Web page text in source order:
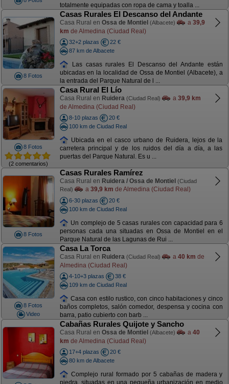
totalmente equipadas con ropa de cama y toalla ...
8 Fotos
Casas Rurales El Descanso del Andante
Casa Rural en Ossa de Montiel (Albacete) a 39,9
km de Almedina (Ciudad Real)
32+2 plazas
22 €
87 km de Albacete
Las casas rurales El Descanso del Andante están
ubicadas en la localidad de Ossa de Montiel (Albacete), a
la entrada del Parque Natural de l ...
8 Fotos
(2 comentarios)
Casa Rural El Lío
Casa Rural en Ruidera (Ciudad Real) a 39,9 km
de Almedina (Ciudad Real)
8-10 plazas
20 €
100 km de Ciudad Real
Ubicada en el casco urbano de Ruidera, lejos de la
carretera principal y de los ruidos del día a día, a las
puertas del Parque Natural. Es u ...
8 Fotos
Casas Rurales Ramírez
Casa Rural en Ruidera / Ossa de Montiel (Ciudad
Real)
a 39,9 km de Almedina (Ciudad Real)
6-30 plazas
20 €
100 km de Ciudad Real
Un complejo de 5 casas rurales con capacidad para 6
personas cada una situadas en Ossa de Montiel en el
Parque Natural de las Lagunas de Rui ...
8 Fotos
Video
Casa La Torca
Casa Rural en Ruidera (Ciudad Real) a 40 km de
Almedina (Ciudad Real)
4-10+3 plazas
38 €
109 km de Ciudad Real
Casa con estilo rustico, con cinco habitaciones y cinco
baños completos, salón comedor, despensa y cocina con
barra, patio cubierto con barb ...
Cabañas Rurales Quijote y Sancho
Casa Rural en Ossa de Montiel (Albacete) a 40
km de Almedina (Ciudad Real)
17+4 plazas
20 €
80 km de Albacete
Complejo rural formado por 5 cabañas de madera y